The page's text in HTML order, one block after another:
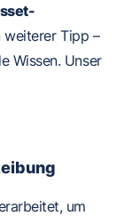
weiterer Tipp –
Wissen. Unser
um